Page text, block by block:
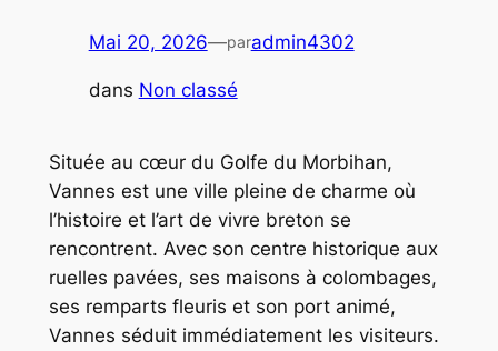
Mai 20, 2026—paradmin4302
dans Non classé
Située au cœur du Golfe du Morbihan,
Vannes est une ville pleine de charme où
l’histoire et l’art de vivre breton se
rencontrent. Avec son centre historique aux
ruelles pavées, ses maisons à colombages,
ses remparts fleuris et son port animé,
Vannes séduit immédiatement les visiteurs.